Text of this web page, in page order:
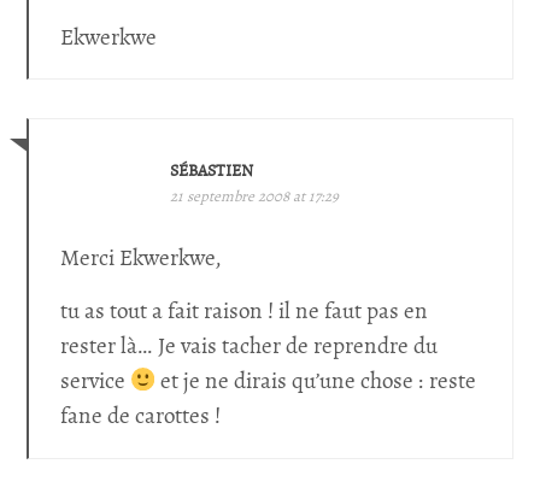
Ekwerkwe
SÉBASTIEN
21 septembre 2008 at 17:29
Merci Ekwerkwe,
tu as tout a fait raison ! il ne faut pas en
rester là… Je vais tacher de reprendre du
service
et je ne dirais qu’une chose : reste
fane de carottes !